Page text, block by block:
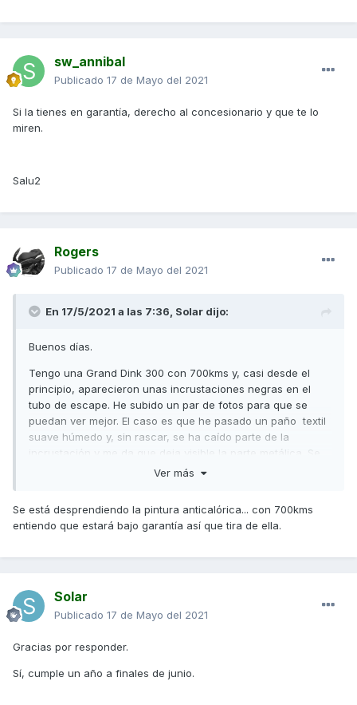
sw_annibal
Publicado 17 de Mayo del 2021
Si la tienes en garantía, derecho al concesionario y que te lo
miren.
Salu2
Rogers
Publicado 17 de Mayo del 2021
En 17/5/2021 a las 7:36, Solar dijo:
Buenos días.
Tengo una Grand Dink 300 con 700kms y, casi desde el
principio, aparecieron unas incrustaciones negras en el
tubo de escape. He subido un par de fotos para que se
puedan ver mejor. El caso es que he pasado un paño textil
suave húmedo y, sin rascar, se ha caído parte de la
incrustación y me da que deja visible la parte metálica. Se
distingue algo en las fotos. ¿A alguien le ha pasado lo
Muchas gracias!
Ver más
Se está desprendiendo la pintura anticalórica... con 700kms
entiendo que estará bajo garantía así que tira de ella.
Solar
Publicado 17 de Mayo del 2021
Gracias por responder.
Sí, cumple un año a finales de junio.